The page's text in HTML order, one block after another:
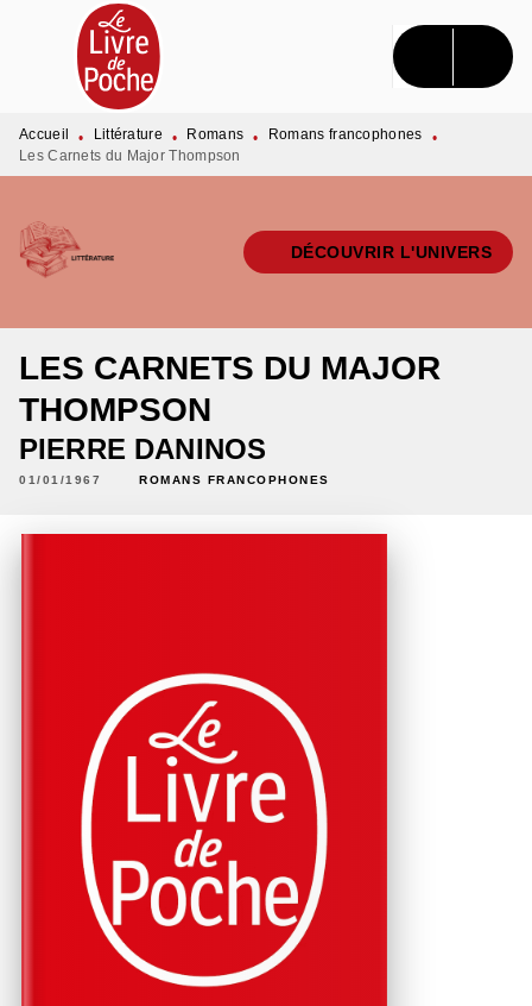
MENU RECHERCHE CONTENU
PIED DE PAGE
Accueil • Littérature • Romans • Romans francophones
•
Les Carnets du Major Thompson
DÉCOUVRIR L'UNIVERS
LES CARNETS DU MAJOR
THOMPSON
PIERRE DANINOS
01/01/1967 ROMANS FRANCOPHONES